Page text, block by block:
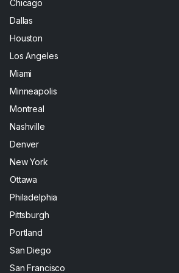
Chicago
Dallas
Houston
Los Angeles
Miami
Minneapolis
Montreal
Nashville
Denver
New York
Ottawa
Philadelphia
Pittsburgh
Portland
San Diego
San Francisco